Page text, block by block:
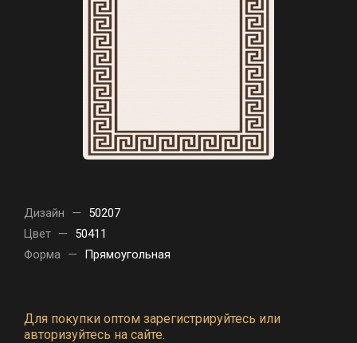
Дизайн —
50207
Цвет —
50411
Форма — Прямоугольная
Для покупки оптом зарегистрируйтесь или
авторизуйтесь на сайте.